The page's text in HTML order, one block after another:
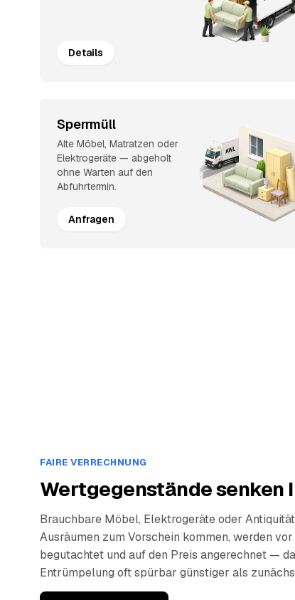
Details
Sperrmüll
Alte Möbel, Matratzen oder
Elektrogeräte — abgeholt
ohne Warten auf den
Abfuhrtermin.
Anfragen
FAIRE VERRECHNUNG
Wertgegenstände senken
Brauchbare Möbel, Elektrogeräte oder
Ausräumen zum Vorschein kommen, werden
begutachtet und auf den Preis angerechnet —
Entrümpelung oft spürbar günstiger als